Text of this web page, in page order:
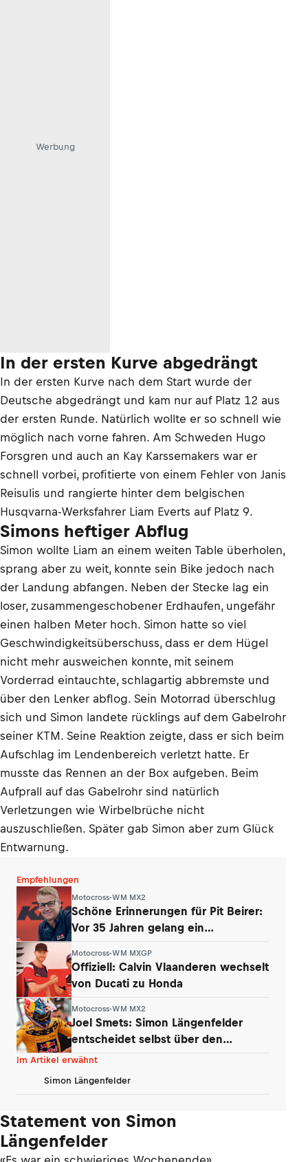
Werbung
In der ersten Kurve abgedrängt
In der ersten Kurve nach dem Start wurde der
Deutsche abgedrängt und kam nur auf Platz 12 aus
der ersten Runde. Natürlich wollte er so schnell wie
möglich nach vorne fahren. Am Schweden Hugo
Forsgren und auch an Kay Karssemakers war er
schnell vorbei, profitierte von einem Fehler von Janis
Reisulis und rangierte hinter dem belgischen
Husqvarna-Werksfahrer Liam Everts auf Platz 9.
Simons heftiger Abflug
Simon wollte Liam an einem weiten Table überholen,
sprang aber zu weit, konnte sein Bike jedoch nach
der Landung abfangen. Neben der Stecke lag ein
loser, zusammengeschobener Erdhaufen, ungefähr
einen halben Meter hoch. Simon hatte so viel
Geschwindigkeitsüberschuss, dass er dem Hügel
nicht mehr ausweichen konnte, mit seinem
Vorderrad eintauchte, schlagartig abbremste und
über den Lenker abflog. Sein Motorrad überschlug
sich und Simon landete rücklings auf dem Gabelrohr
seiner KTM. Seine Reaktion zeigte, dass er sich beim
Aufschlag im Lendenbereich verletzt hatte. Er
musste das Rennen an der Box aufgeben. Beim
Aufprall auf das Gabelrohr sind natürlich
Verletzungen wie Wirbelbrüche nicht
auszuschließen. Später gab Simon aber zum Glück
Entwarnung.
Empfehlungen
Motocross-WM MX2
Schöne Erinnerungen für Pit Beirer:
Vor 35 Jahren gelang ein
Motocross-WM MXGP
Offiziell: Calvin Vlaanderen wechselt
von Ducati zu Honda
Motocross-WM MX2
Joel Smets: Simon Längenfelder
entscheidet selbst über den
Klassenwechsel
Im Artikel erwähnt
Simon Längenfelder
Statement von Simon
Längenfelder